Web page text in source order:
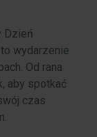
Dzień
wydarzenie
Od rana
aby spotkać
czas